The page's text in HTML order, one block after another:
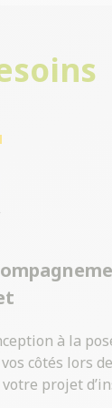
à la
côtés lors
votre projet